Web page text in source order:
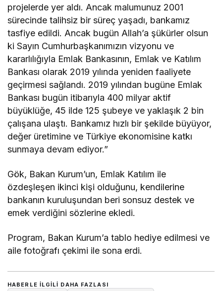
projelerde yer aldı. Ancak malumunuz 2001
sürecinde talihsiz bir süreç yaşadı, bankamız
tasfiye edildi. Ancak bugün Allah’a şükürler olsun
ki Sayın Cumhurbaşkanımızın vizyonu ve
kararlılığıyla Emlak Bankasının, Emlak ve Katılım
Bankası olarak 2019 yılında yeniden faaliyete
geçirmesi sağlandı. 2019 yılından bugüne Emlak
Bankası bugün itibarıyla 400 milyar aktif
büyüklüğe, 45 ilde 125 şubeye ve yaklaşık 2 bin
çalışana ulaştı. Bankamız hızlı bir şekilde büyüyor,
değer üretimine ve Türkiye ekonomisine katkı
sunmaya devam ediyor.”
Gök, Bakan Kurum’un, Emlak Katılım ile
özdeşleşen ikinci kişi olduğunu, kendilerine
bankanın kuruluşundan beri sonsuz destek ve
emek verdiğini sözlerine ekledi.
Program, Bakan Kurum’a tablo hediye edilmesi ve
aile fotoğrafı çekimi ile sona erdi.
HABERLE ILGILI DAHA FAZLASI